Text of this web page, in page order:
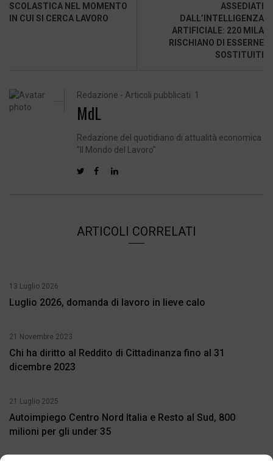
SCOLASTICA NEL MOMENTO
IN CUI SI CERCA LAVORO
ASSEDIATI
DALL’INTELLIGENZA
ARTIFICIALE: 220 MILA
RISCHIANO DI ESSERNE
SOSTITUITI
Redazione - Articoli pubblicati: 1
MdL
Redazione del quotidiano di attualità economica
"Il Mondo del Lavoro"
ARTICOLI CORRELATI
13 Luglio 2026
Luglio 2026, domanda di lavoro in lieve calo
21 Novembre 2023
Chi ha diritto al Reddito di Cittadinanza fino al 31
dicembre 2023
21 Luglio 2025
Autoimpiego Centro Nord Italia e Resto al Sud, 800
milioni per gli under 35